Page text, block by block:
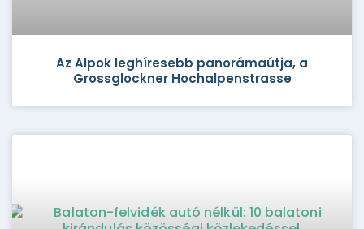
Az Alpok leghíresebb panorámaútja, a
Grossglockner Hochalpenstrasse